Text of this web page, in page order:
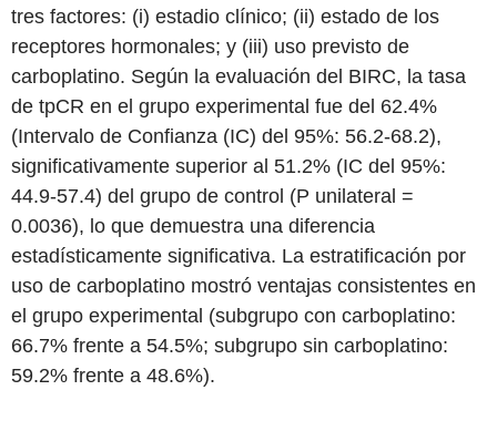
tres factores: (i) estadio clínico; (ii) estado de los
receptores hormonales; y (iii) uso previsto de
carboplatino. Según la evaluación del BIRC, la tasa
de tpCR en el grupo experimental fue del 62.4%
(Intervalo de Confianza (IC) del 95%: 56.2-68.2),
significativamente superior al 51.2% (IC del 95%:
44.9-57.4) del grupo de control (P unilateral =
0.0036), lo que demuestra una diferencia
estadísticamente significativa. La estratificación por
uso de carboplatino mostró ventajas consistentes en
el grupo experimental (subgrupo con carboplatino:
66.7% frente a 54.5%; subgrupo sin carboplatino:
59.2% frente a 48.6%).